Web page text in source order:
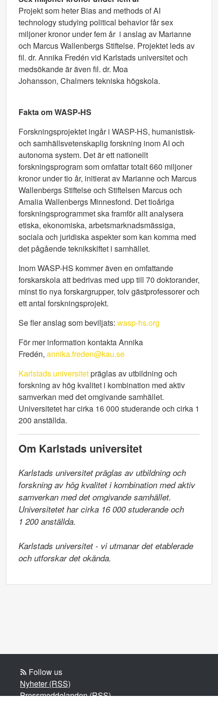
Projekt som heter Bias and methods of AI
technology studying political behavior får sex
miljoner kronor under fem år i anslag av Marianne
och Marcus Wallenbergs Stiftelse. Projektet leds av
fil. dr. Annika Fredén vid Karlstads universitet och
medsökande är även fil. dr. Moa
Johansson, Chalmers tekniska högskola.
Fakta om WASP-HS
Forskningsprojektet ingår i WASP-HS, humanistisk-
och samhällsvetenskaplig forskning inom AI och
autonoma system. Det är ett nationellt
forskningsprogram som omfattar totalt 660 miljoner
kronor under tio år, initierat av Marianne och Marcus
Wallenbergs Stiftelse och Stiftelsen Marcus och
Amalia Wallenbergs Minnesfond. Det tioåriga
forskningsprogrammet ska framför allt analysera
etiska, ekonomiska, arbetsmarknadsmässiga,
sociala och juridiska aspekter som kan komma med
det pågående teknikskiftet i samhället.
Inom WASP-HS kommer även en omfattande
forskarskola att bedrivas med upp till 70 doktorander,
minst tio nya forskargrupper, tolv gästprofessorer och
ett antal forskningsprojekt.
Se fler anslag som beviljats: wasp-hs.org
För mer information kontakta Annika
Fredén, annika.freden@kau.se
Karlstads universitetpräglas av utbildning och
forskning av hög kvalitet i kombination med aktiv
samverkan med det omgivande samhället.
Universitetet har cirka 16 000 studerande och cirka 1
200 anställda.
Om Karlstads universitet
Karlstads universitet präglas av utbildning och
forskning av hög kvalitet i kombination med aktiv
samverkan med det omgivande samhället.
Universitetet har cirka 16 000 studerande och
1 200 anställda.
Karlstads universitet - vi utmanar det etablerade
och utforskar det okända.
Follow us
Nyheter (RSS)
Pressmeddelanden (RSS)